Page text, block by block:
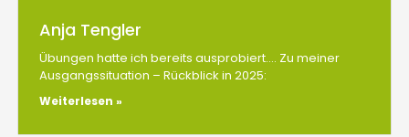
Anja Tengler
Übungen hatte ich bereits ausprobiert…. Zu meiner
Ausgangssituation – Rückblick in 2025:
Weiterlesen »